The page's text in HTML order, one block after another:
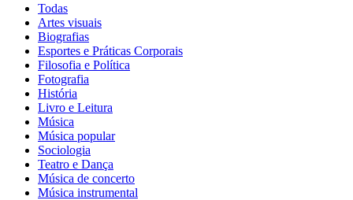
Todas
Artes visuais
Biografias
Esportes e Práticas Corporais
Filosofia e Política
Fotografia
História
Livro e Leitura
Música
Música popular
Sociologia
Teatro e Dança
Música de concerto
Música instrumental